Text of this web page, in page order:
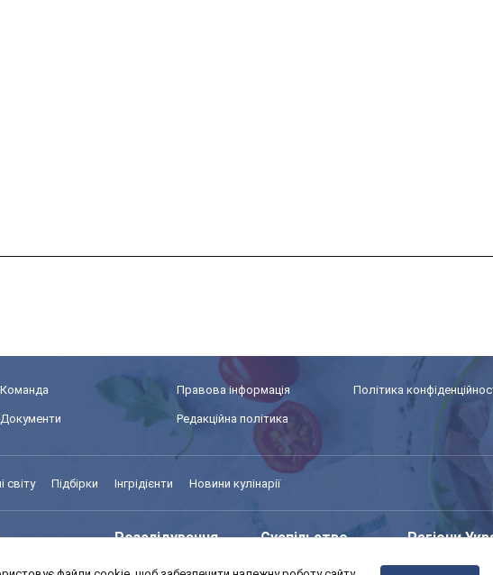
Команда Правова інформація Політика
Документи Редакційна політика
світу Підбірки Інгрідієнти Новини кулінарії
Розслідування Суспільство Регіони